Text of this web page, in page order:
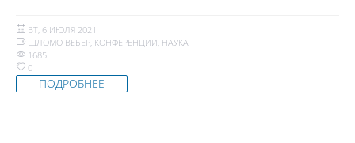
ВТ, 6 ИЮЛЯ 2021
ШЛОМО ВЕБЕР КОНФЕРЕНЦИИ НАУКА
1685
0
ПОДРОБНЕЕ